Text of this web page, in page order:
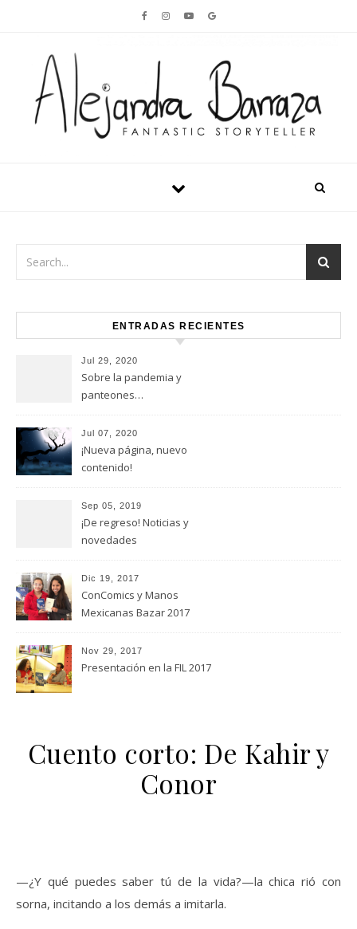
ENTRADAS RECIENTES
Jul 29, 2020
Sobre la pandemia y
panteones…
Jul 07, 2020
¡Nueva página, nuevo
contenido!
Sep 05, 2019
¡De regreso! Noticias y
novedades
Dic 19, 2017
ConComics y Manos
Mexicanas Bazar 2017
Nov 29, 2017
Presentación en la FIL 2017
Cuento corto: De Kahir y
Conor
—¿Y qué puedes saber tú de la vida?—la chica rió con
sorna, incitando a los demás a imitarla.